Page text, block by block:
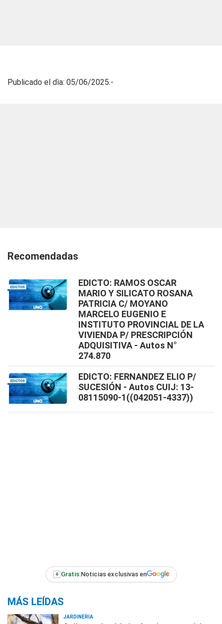
Publicado el dìa: 05/06/2025.-
Recomendadas
EDICTO: RAMOS OSCAR
MARIO Y SILICATO ROSANA
PATRICIA C/ MOYANO
MARCELO EUGENIO E
INSTITUTO PROVINCIAL DE LA
VIVIENDA P/ PRESCRIPCIÓN
ADQUISITIVA - Autos N°
274.870
EDICTO: FERNANDEZ ELIO P/
SUCESIÓN - Autos CUIJ: 13-
08115090-1((042051-4337))
+ Gratis:Noticias exclusivas en
MÁS LEÍDAS
JARDINERÍA